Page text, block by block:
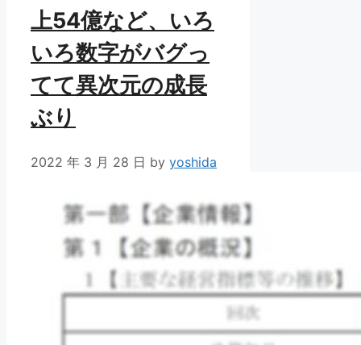
上54億など、いろ
いろ数字がバグっ
てて異次元の成長
ぶり
2022 年 3 月 28 日 by yoshida